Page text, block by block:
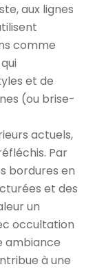
aux lignes
comme
et de
(ou brise-
actuels,
Par
bordures en
et des
un
occultation
ambiance
à une